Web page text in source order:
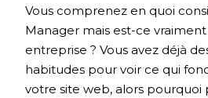
Vous comprenez en quoi
Manager mais est-ce
entreprise ? Vous avez déjà
habitudes pour voir ce qui
votre site web, alors pourquoi